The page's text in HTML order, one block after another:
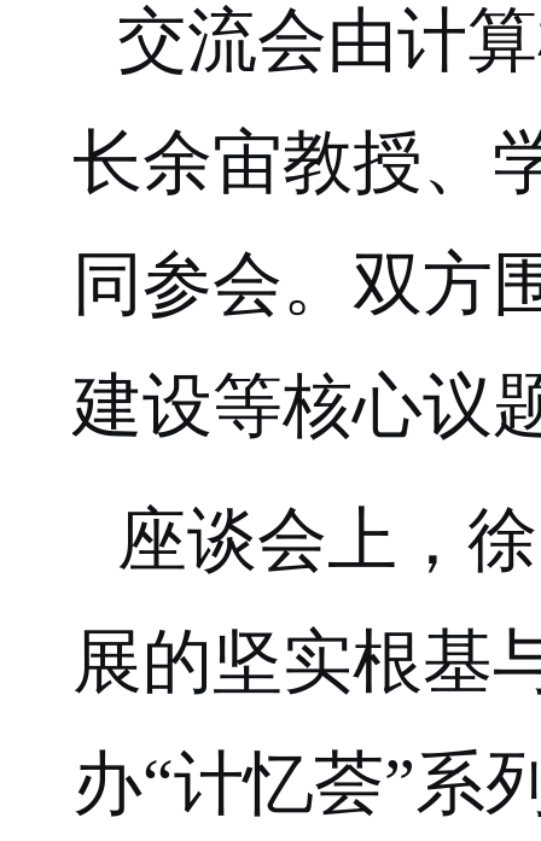
交流会由计
长余宙教授、
同参会。双方
建设等核心议
座谈会上，
展的坚实根基
办“计忆荟”系